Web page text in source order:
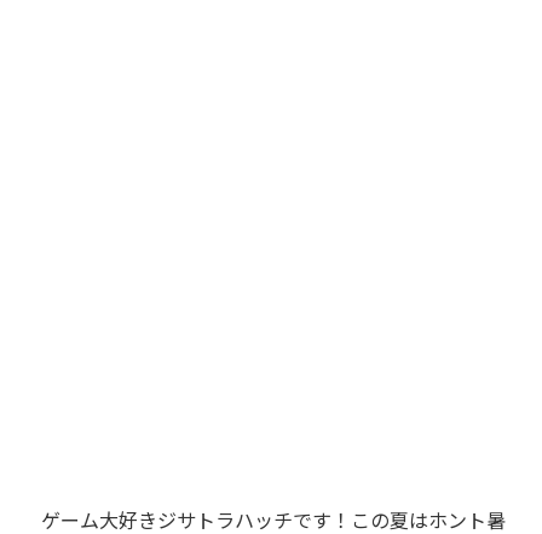
ゲーム大好きジサトラハッチです！この夏はホント暑